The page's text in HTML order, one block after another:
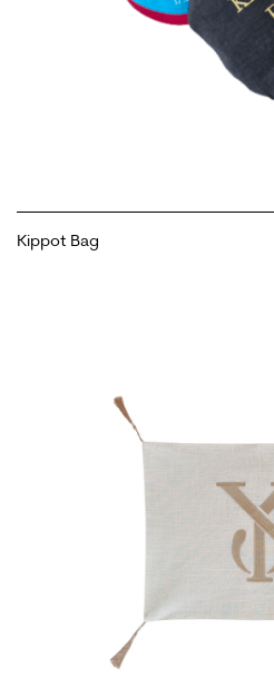
Kippot Bag